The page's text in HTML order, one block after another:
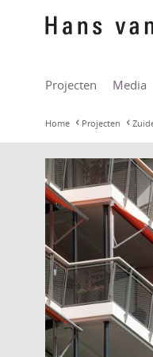
Projecten Media
Home Projecten